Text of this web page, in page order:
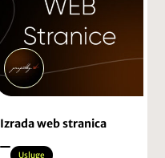
Izrada web stranica
Usluge